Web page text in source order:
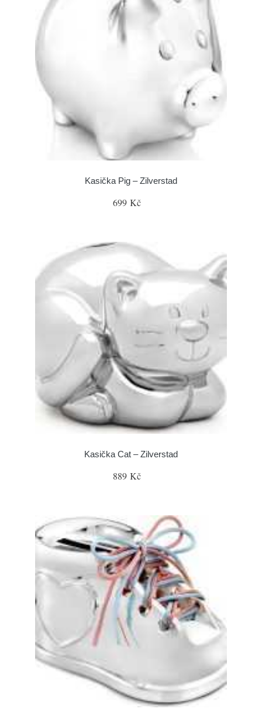
Kasička Pig – Zilverstad
699 Kč
Kasička Cat – Zilverstad
889 Kč